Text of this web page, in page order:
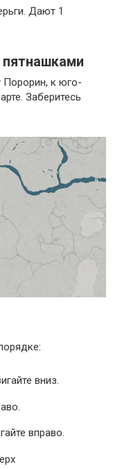
Дают 1
к юго-
Заберитесь
вниз.
вправо.